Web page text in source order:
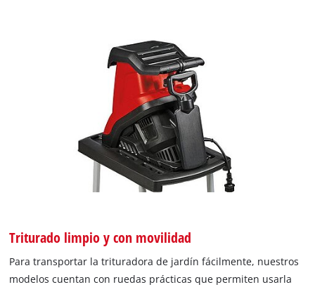
Triturado limpio y con movilidad
Para transportar la trituradora de jardín fácilmente, nuestros
modelos cuentan con ruedas prácticas que permiten usarla